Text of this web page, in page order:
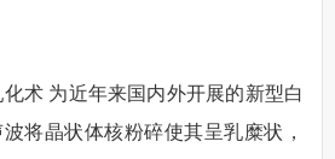
术 为近年来国内外开展的新型白
将晶状体核粉碎使其呈乳糜状，